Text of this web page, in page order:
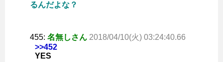
るんだよな？
455: 名無しさん 2018/04/10(火) 03:24:40.66
>>452
YES